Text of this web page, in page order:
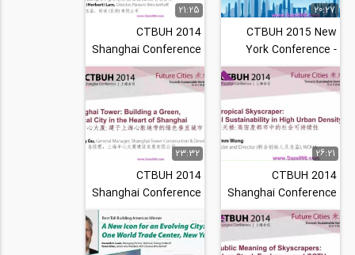
20:27
CTBUH 2015 New
York Conference -
Alexander Durst,
Efficient Energy
21:25
CTBUH 2014
Shanghai Conference
- Vincent Tse &
Herbert Lam, -
26:21
CTBUH 2014
Shanghai Conference
- Mun Summ Wong,
Mun Summ Wong,
WOHA The...
23:32
CTBUH 2014
Shanghai Conference
Shanghai Tower-
Building a Green...